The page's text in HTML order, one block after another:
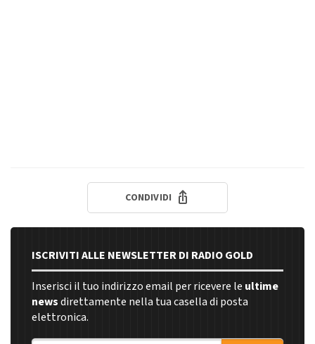
CONDIVIDI
ISCRIVITI ALLE NEWSLETTER DI RADIO GOLD
Inserisci il tuo indirizzo email per ricevere le ultime
newsdirettamente nella tua casella di posta
elettronica.